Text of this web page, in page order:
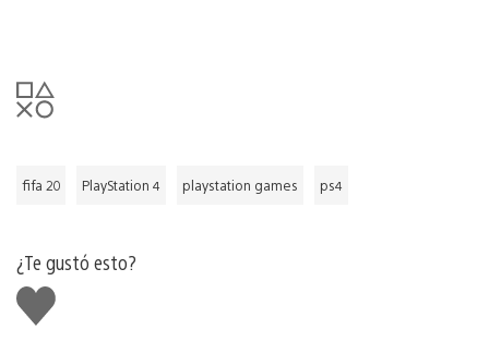
fifa 20 PlayStation 4 playstation games ps4
¿Te gustó esto?
Me
gusta